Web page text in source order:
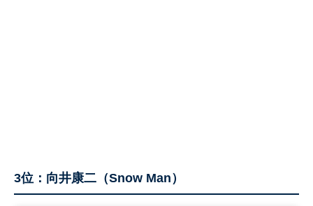
3位：向井康二（Snow Man）